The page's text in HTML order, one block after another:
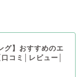
グ】おすすめのエ
コミ│レビュー│